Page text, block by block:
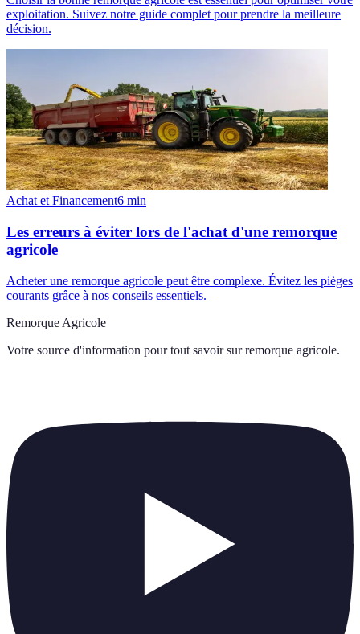
exploitation. Suivez notre guide complet pour prendre la meilleure
décision.
Achat et Financement6 min
Les erreurs à éviter lors de l'achat d'une remorque
agricole
Acheter une remorque agricole peut être complexe. Évitez les pièges
courants grâce à nos conseils essentiels.
Remorque Agricole
Votre source d'information pour tout savoir sur remorque agricole.